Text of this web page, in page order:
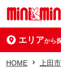
エリアから
HOME 上田